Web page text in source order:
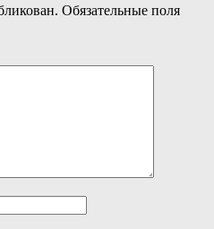
Обязательные поля